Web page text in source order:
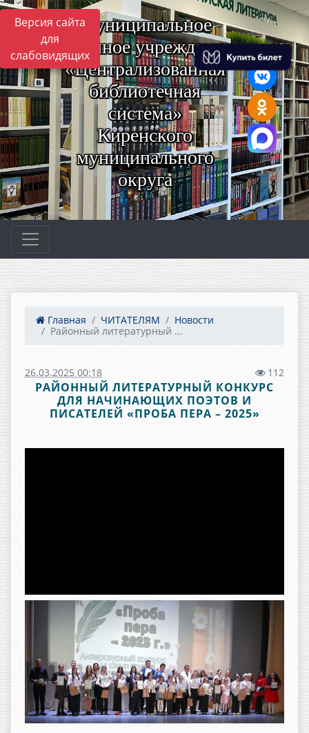
Версия сайта
для
слабовидящих
Муниципальное
казённое учреждение
«Централизованная
библиотечная
система»
Киренского
муниципального
округа
Главная ЧИТАТЕЛЯМ
Новости
Районный литературный ...
26.03.2025 00:18 112
РАЙОННЫЙ ЛИТЕРАТУРНЫЙ КОНКУРС
ДЛЯ НАЧИНАЮЩИХ ПОЭТОВ И
ПИСАТЕЛЕЙ «ПРОБА ПЕРА – 2025»